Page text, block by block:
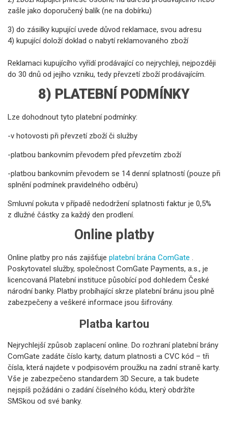
zašle jako doporučený balík (ne na dobírku)
3) do zásilky kupující uvede důvod reklamace, svou adresu
4) kupující doloží doklad o nabytí reklamovaného zboží
Reklamaci kupujícího vyřídí prodávající co nejrychleji, nejpozději
do 30 dnů od jejího vzniku, tedy převzetí zboží prodávajícím.
8) PLATEBNÍ PODMÍNKY
Lze dohodnout tyto platební podmínky:
-v hotovosti při převzetí zboží či služby
-platbou bankovním převodem před převzetím zboží
-platbou bankovním převodem se 14 denní splatností (pouze při
splnění podmínek pravidelného odběru)
Smluvní pokuta v případě nedodržení splatnosti faktur je 0,5%
z dlužné částky za každý den prodlení.
Online platby
Online platby pro nás zajišťuje platební brána ComGate .
Poskytovatel služby, společnost ComGate Payments, a.s., je
licencovaná Platební instituce působící pod dohledem České
národní banky. Platby probíhající skrze platební bránu jsou plně
zabezpečeny a veškeré informace jsou šifrovány.
Platba kartou
Nejrychlejší způsob zaplacení online. Do rozhraní platební brány
ComGate zadáte číslo karty, datum platnosti a CVC kód – tři
čísla, která najdete v podpisovém proužku na zadní straně karty.
Vše je zabezpečeno standardem 3D Secure, a tak budete
nejspíš požádáni o zadání číselného kódu, který obdržíte
SMSkou od své banky.